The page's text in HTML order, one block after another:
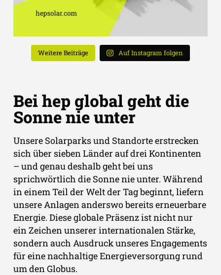
Weitere Beiträge Auf Instagram folgen
Bei hep global geht die
Sonne nie unter
Unsere Solarparks und Standorte erstrecken
sich über sieben Länder auf drei Kontinenten
– und genau deshalb geht bei uns
sprichwörtlich die Sonne nie unter. Während
in einem Teil der Welt der Tag beginnt, liefern
unsere Anlagen anderswo bereits erneuerbare
Energie. Diese globale Präsenz ist nicht nur
ein Zeichen unserer internationalen Stärke,
sondern auch Ausdruck unseres Engagements
für eine nachhaltige Energieversorgung rund
um den Globus.